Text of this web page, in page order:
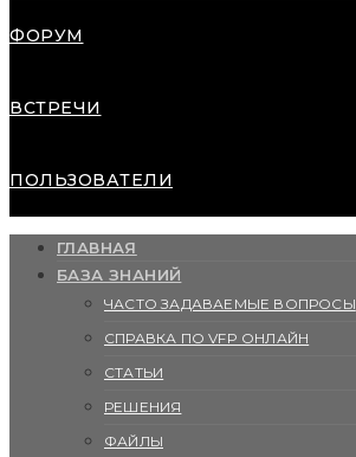
ФОРУМ
ВСТРЕЧИ
ПОЛЬЗОВАТЕЛИ
ГЛАВНАЯ
БАЗА ЗНАНИЙ
ЧАСТО ЗАДАВАЕМЫЕ ВОПРОСЫ
СПРАВКА ПО VFP ОНЛАЙН
СТАТЬИ
РЕШЕНИЯ
ФАЙЛЫ